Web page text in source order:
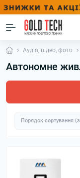
Аудіо, відео, фото
Автономне